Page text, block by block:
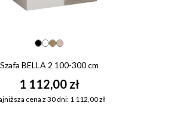
Szafa BELLA 2 100-300 cm
1 112,00 zł
cena z 30 dni: 1 112,00 zł